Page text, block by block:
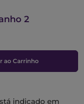
2
ao Carrinho
indicado em